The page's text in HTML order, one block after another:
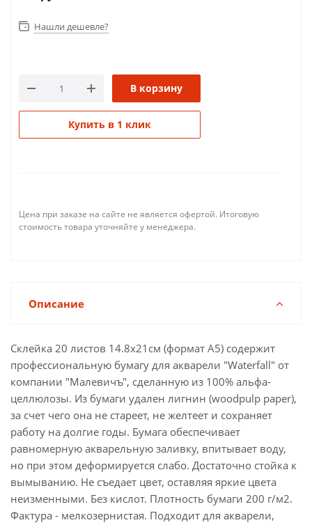
Нашли дешевле?
В корзину
Купить в 1 клик
Цена при заказе на сайте не является офертой. Итоговую
стоимость товара уточняйте у менеджера.
Описание
Склейка 20 листов 14.8х21см (формат А5) содержит
профессиональную бумагу для акварели "Waterfall" от
компании "Малевичъ", сделанную из 100% альфа-
целлюлозы. Из бумаги удален лигнин (woodpulp paper),
за счет чего она не стареет, не желтеет и сохраняет
работу на долгие годы. Бумага обеспечивает
равномерную акварельную заливку, впитывает воду,
но при этом деформируется слабо. Достаточно стойка к
вымыванию. Не съедает цвет, оставляя яркие цвета
неизменными. Без кислот. Плотность бумаги 200 г/м2.
Фактура - мелкозернистая. Подходит для акварели,